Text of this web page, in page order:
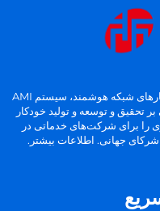
شرکت کامیونیکیشن تاپس‌کام چینگ‌داؤ راهکارهای شبکه هوشمند، سیستم AMI
تحقیق و توسعه و تولید خودکار
را برای شرکت‌های خدماتی در
جهانی. اطلاعات بیشتر.